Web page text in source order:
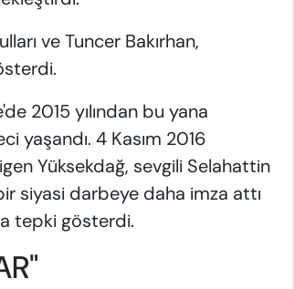
ve Tuncer Bakırhan,
2015 yılından bu yana
yaşandı. 4 Kasım 2016
Yüksekdağ, sevgili Selahattin
siyasi darbeye daha imza attı
tepki gösterdi.